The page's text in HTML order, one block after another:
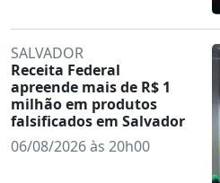
SALVADOR
Receita Federal
apreende mais de R$ 1
milhão em produtos
falsificados em Salvador
06/08/2026 às 20h00